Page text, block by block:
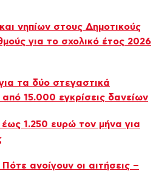
νηπίων στους Δημοτικούς
για το σχολικό έτος 2026
τα δύο στεγαστικά
15.000 εγκρίσεις δανείων
1.250 ευρώ τον μήνα για
ανοίγουν οι αιτήσεις –